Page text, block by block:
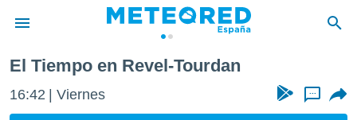
de
El Tiempo en Revel-Tourdan
16:42 Viernes ...